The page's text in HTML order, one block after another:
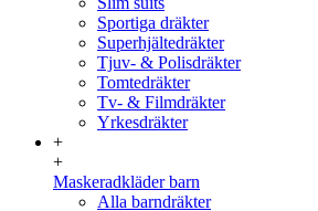
Sportiga dräkter
Superhjältedräkter
Tjuv- & Polisdräkter
Tomtedräkter
Tv- & Filmdräkter
Yrkesdräkter
+
+
Maskeradkläder barn
Alla barndräkter